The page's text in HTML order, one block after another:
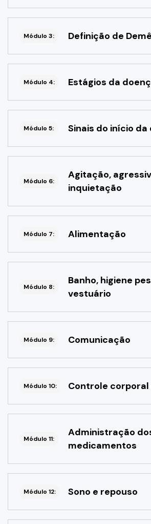
Módulo 3: Definição de
Módulo 4: Estágios da
Módulo 5: Sinais do início da
Módulo 6:
Agitação,
inquietação
Módulo 7: Alimentação
Módulo 8:
Banho, higiene
vestuário
Módulo 9: Comunicação
Módulo 10: Controle corporal
Módulo 11:
Administração
medicamentos
Módulo 12: Sono e repouso